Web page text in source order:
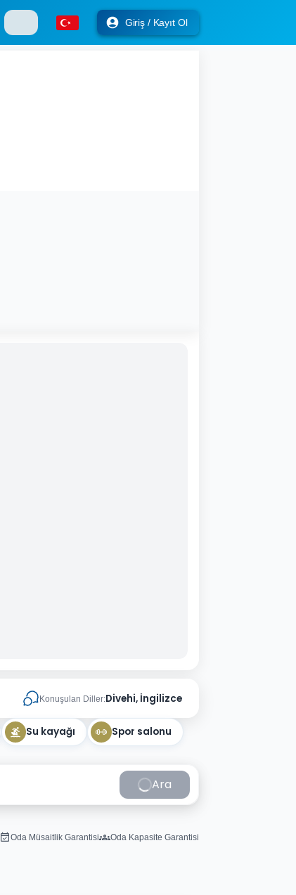
Giriş / Kayıt Ol
Konuşulan Diller:Divehi, İngilizce
Su kayağı Spor salonu
Ara
Oda Müsaitlik Garantisi Oda Kapasite Garantisi